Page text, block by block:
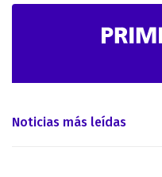
Noticias más leídas